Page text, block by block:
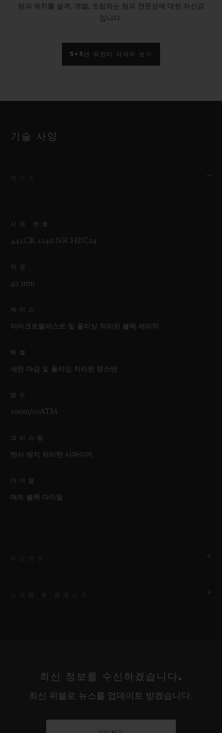
량과 워치를 설계, 개발, 조립하는 팀의 전문성에 대한 자신감
입니다.
5+5년 워런티 자세히 보기
기술 사양
시계 번호
441.CK.1140.NR.HEC24
직경
42 mm
케이스
마이크로블라스트 및 폴리싱 처리된 블랙 세라믹
베젤
새틴 마감 및 폴리싱 처리된 텅스텐
방수
100m/10ATM
크리스탈
반사 방지 처리한 사파이어
다이얼
매트 블랙 다이얼
약 72시간
클래스프
최신 정보를 수신하겠습니다.
최신 위블로 뉴스를 업데이트 받겠습니다.